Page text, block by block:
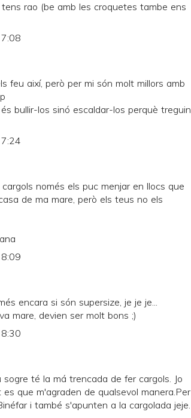
rao (be amb les croquetes tambe ens
feu així, però per mi són molt millors amb
bullir-los sinó escaldar-los perquè treguin
només els puc menjar en llocs que
de ma mare, però els teus no els
encara si són supersize, je je je...
mare, devien ser molt bons ;)
sogre té la má trencada de fer cargols. Jo
que m'agraden de qualsevol manera.Per
i també s'apunten a la cargolada jeje.